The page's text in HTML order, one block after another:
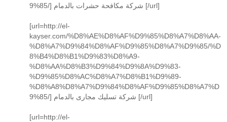
9%85/] شركة مكافحة حشرات بالدمام [/url]
[url=http://el-
kayser.com/%D8%AE%D8%AF%D9%85%D8%A7%D8%AA-
%D8%A7%D9%84%D8%AF%D9%85%D8%A7%D9%85/%D
8%B4%D8%B1%D9%83%D8%A9-
%D8%AA%D8%B3%D9%84%D9%8A%D9%83-
%D9%85%D8%AC%D8%A7%D8%B1%D9%89-
%D8%A8%D8%A7%D9%84%D8%AF%D9%85%D8%A7%D
9%85/] شركة تسليك مجارى بالدمام [/url]
[url=http://el-